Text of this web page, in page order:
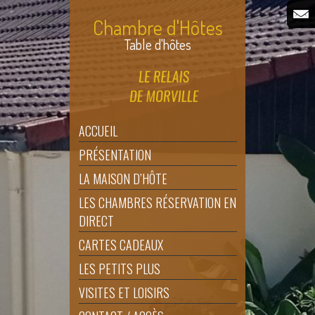
Chambre d'Hôtes
Table d'hôtes
ACCUEIL
PRÉSENTATION
LA MAISON D’HÔTE
LES CHAMBRES RÉSERVATION EN
DIRECT
CARTES CADEAUX
LES PETITS PLUS
VISITES ET LOISIRS